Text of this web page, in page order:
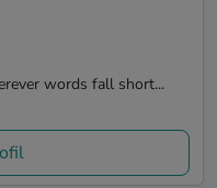
words fall short...